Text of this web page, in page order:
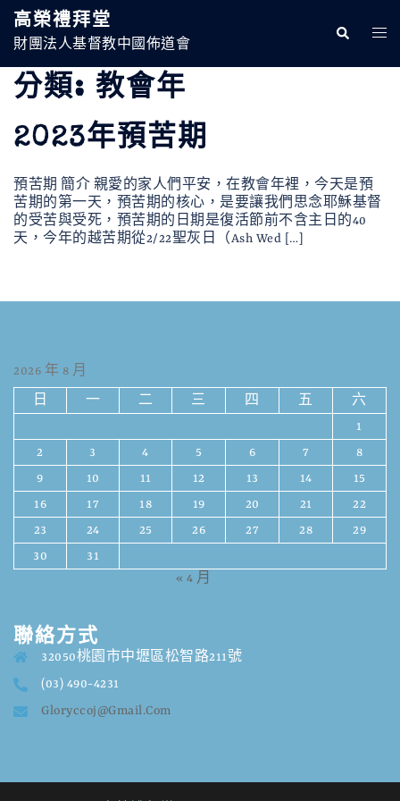
內
高榮禮拜堂
財團法人基督教中國佈道會
Search
分類: 教會年
2023年預苦期
預苦期 簡介 親愛的家人們平安，在教會年裡，今天是預
苦期的第一天，預苦期的核心，是要讓我們思念耶穌基督
的受苦與受死，預苦期的日期是復活節前不含主日的40
天，今年的越苦期從2/22聖灰日（Ash Wed […]
2026 年 8 月
日 一 二 三 四 五
六
1
2
3 4 5 6 7
8
9
10 11 12 13 14
15
16
17 18 19 20 21
22
23
24 25 26 27 28
29
30
31
« 4 月
聯絡方式
32050桃園市中壢區松智路211號
(03) 490-4231
Gloryccoj@gmail.com